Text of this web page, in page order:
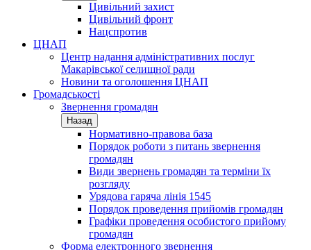
Цивільний захист
Цивільний фронт
Нацспротив
ЦНАП
Центр надання адміністративних послуг
Макарівської селищної ради
Новини та оголошення ЦНАП
Громадськості
Звернення громадян
Назад
Нормативно-правова база
Порядок роботи з питань звернення
громадян
Види звернень громадян та терміни їх
розгляду
Урядова гаряча лінія 1545
Порядок проведення прийомів громадян
Графіки проведення особистого прийому
громадян
Форма електронного звернення